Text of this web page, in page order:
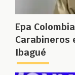
Epa
Carabineros
Ibagué